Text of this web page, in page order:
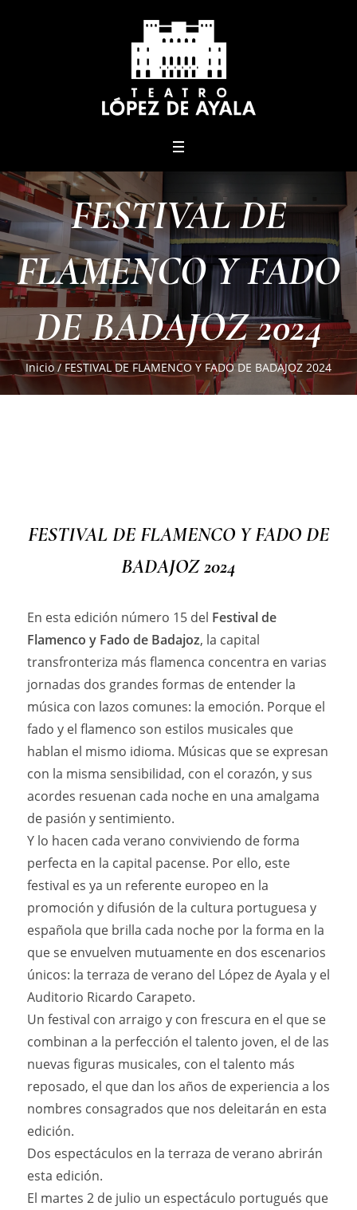
FESTIVAL DE
FLAMENCO Y FADO
DE BADAJOZ 2024
Inicio / FESTIVAL DE FLAMENCO Y FADO DE BADAJOZ 2024
FESTIVAL DE FLAMENCO Y FADO DE
BADAJOZ 2024
En esta edición número 15 del Festival de
Flamenco y Fado de Badajoz, la capital
transfronteriza más flamenca concentra en varias
jornadas dos grandes formas de entender la
música con lazos comunes: la emoción. Porque el
fado y el flamenco son estilos musicales que
hablan el mismo idioma. Músicas que se expresan
con la misma sensibilidad, con el corazón, y sus
acordes resuenan cada noche en una amalgama
de pasión y sentimiento.
Y lo hacen cada verano conviviendo de forma
perfecta en la capital pacense. Por ello, este
festival es ya un referente europeo en la
promoción y difusión de la cultura portuguesa y
española que brilla cada noche por la forma en la
que se envuelven mutuamente en dos escenarios
únicos: la terraza de verano del López de Ayala y el
Auditorio Ricardo Carapeto.
Un festival con arraigo y con frescura en el que se
combinan a la perfección el talento joven, el de las
nuevas figuras musicales, con el talento más
reposado, el que dan los años de experiencia a los
nombres consagrados que nos deleitarán en esta
edición.
Dos espectáculos en la terraza de verano abrirán
esta edición.
El martes 2 de julio un espectáculo portugués que